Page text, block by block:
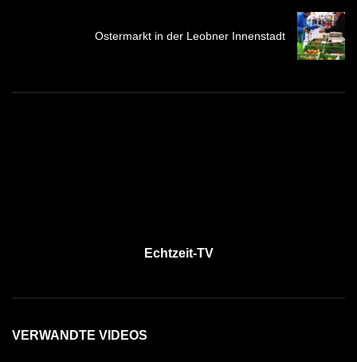
Ostermarkt in der Leobner Innenstadt
Echtzeit-TV
VERWANDTE VIDEOS